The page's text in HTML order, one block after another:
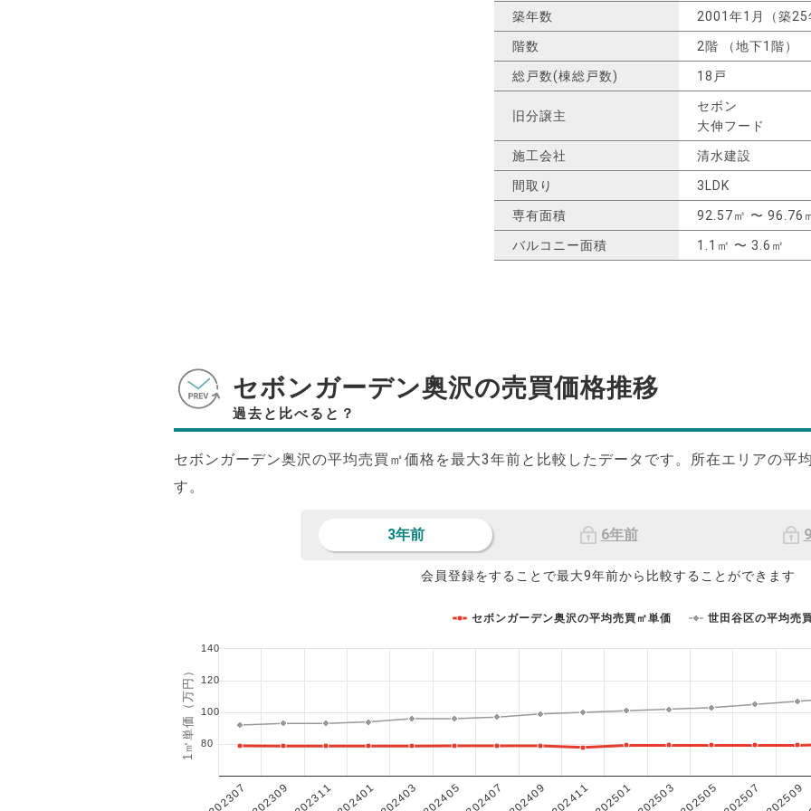
築年数 2001年1月（築25
階数 2階 （地下1階）
総戸数(棟総戸数) 18戸
旧分譲主
セボン
大伸フード
施工会社 清水建設
間取り 3LDK
専有面積 92.57㎡ 〜 96.76
バルコニー面積 1.1㎡ 〜 3.6㎡
セボンガーデン奥沢の売買価格推移
過去と比べると？
セボンガーデン奥沢の平均売買㎡価格を最大3年前と比較したデータです。所在エリアの平
す。
3年前 6年前
会員登録をすることで最大9年前から比較することができます
1㎡単価（万円）
セボンガーデン奥沢の平均売買㎡単価 世田谷区の平均売
202307 202309 202311202401202403 202405202407 202409 202411202501202503202505 202507 202509
80
100
120
140